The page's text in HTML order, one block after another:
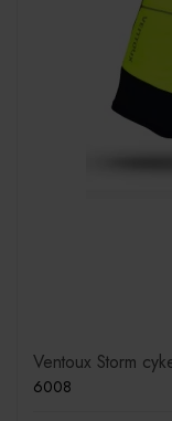
Ventoux Storm
6008